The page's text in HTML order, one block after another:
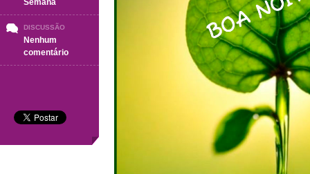
Semana
DISCUSSÃO
Nenhum
comentárioem
BOA